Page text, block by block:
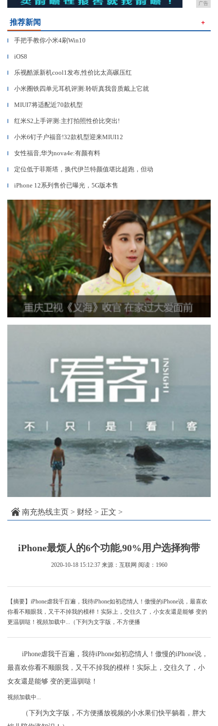
广告
推荐新闻 ＋
▎ 手把手教你小米4刷Win10
▎ iOS8
▎ 乐视酷派新机cool1发布,性价比太高碾压红
▎ 小米圈铁四单元耳机评测:聆听真我音质戴上它就
▎ MIUI7将适配近70款机型
▎ 红米S2上手评测:主打拍照性价比突出!
▎ 小米6钉子户福音!32款机型迎来MIUI12
▎ 女性福音,华为nova4e:有颜有料
▎ 定位低于菲斯塔，换代伊兰特颜值堪比超跑，但动
▎ iPhone 12系列售价已曝光，5G版本售
南充热线主页 > 财经 > 正文 >
iPhone最烦人的6个功能,90%用户选择狗带
2020-10-18 15:12:37 来源：互联网 阅读：1960
【摘要】iPhone虐我千百遍，我待iPhone如初恋情人！傲慢的iPhone说，最喜欢
你看不顺眼我，又干不掉我的模样！实际上，交往久了，小女友還是能够 变的
更温驯哒！视頻加载中...（下列为文字版，不方便播
iPhone虐我千百遍，我待iPhone如初恋情人！傲慢的iPhone说，
最喜欢你看不顺眼我，又干不掉我的模样！实际上，交往久了，小
女友還是能够 变的更温驯哒！
视頻加载中...
（下列为文字版，不方便播放视频的小水果们快平躺着，胖大